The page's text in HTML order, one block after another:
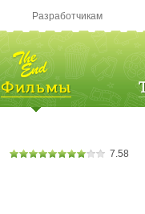
Разработчикам
Фильмы
7.58